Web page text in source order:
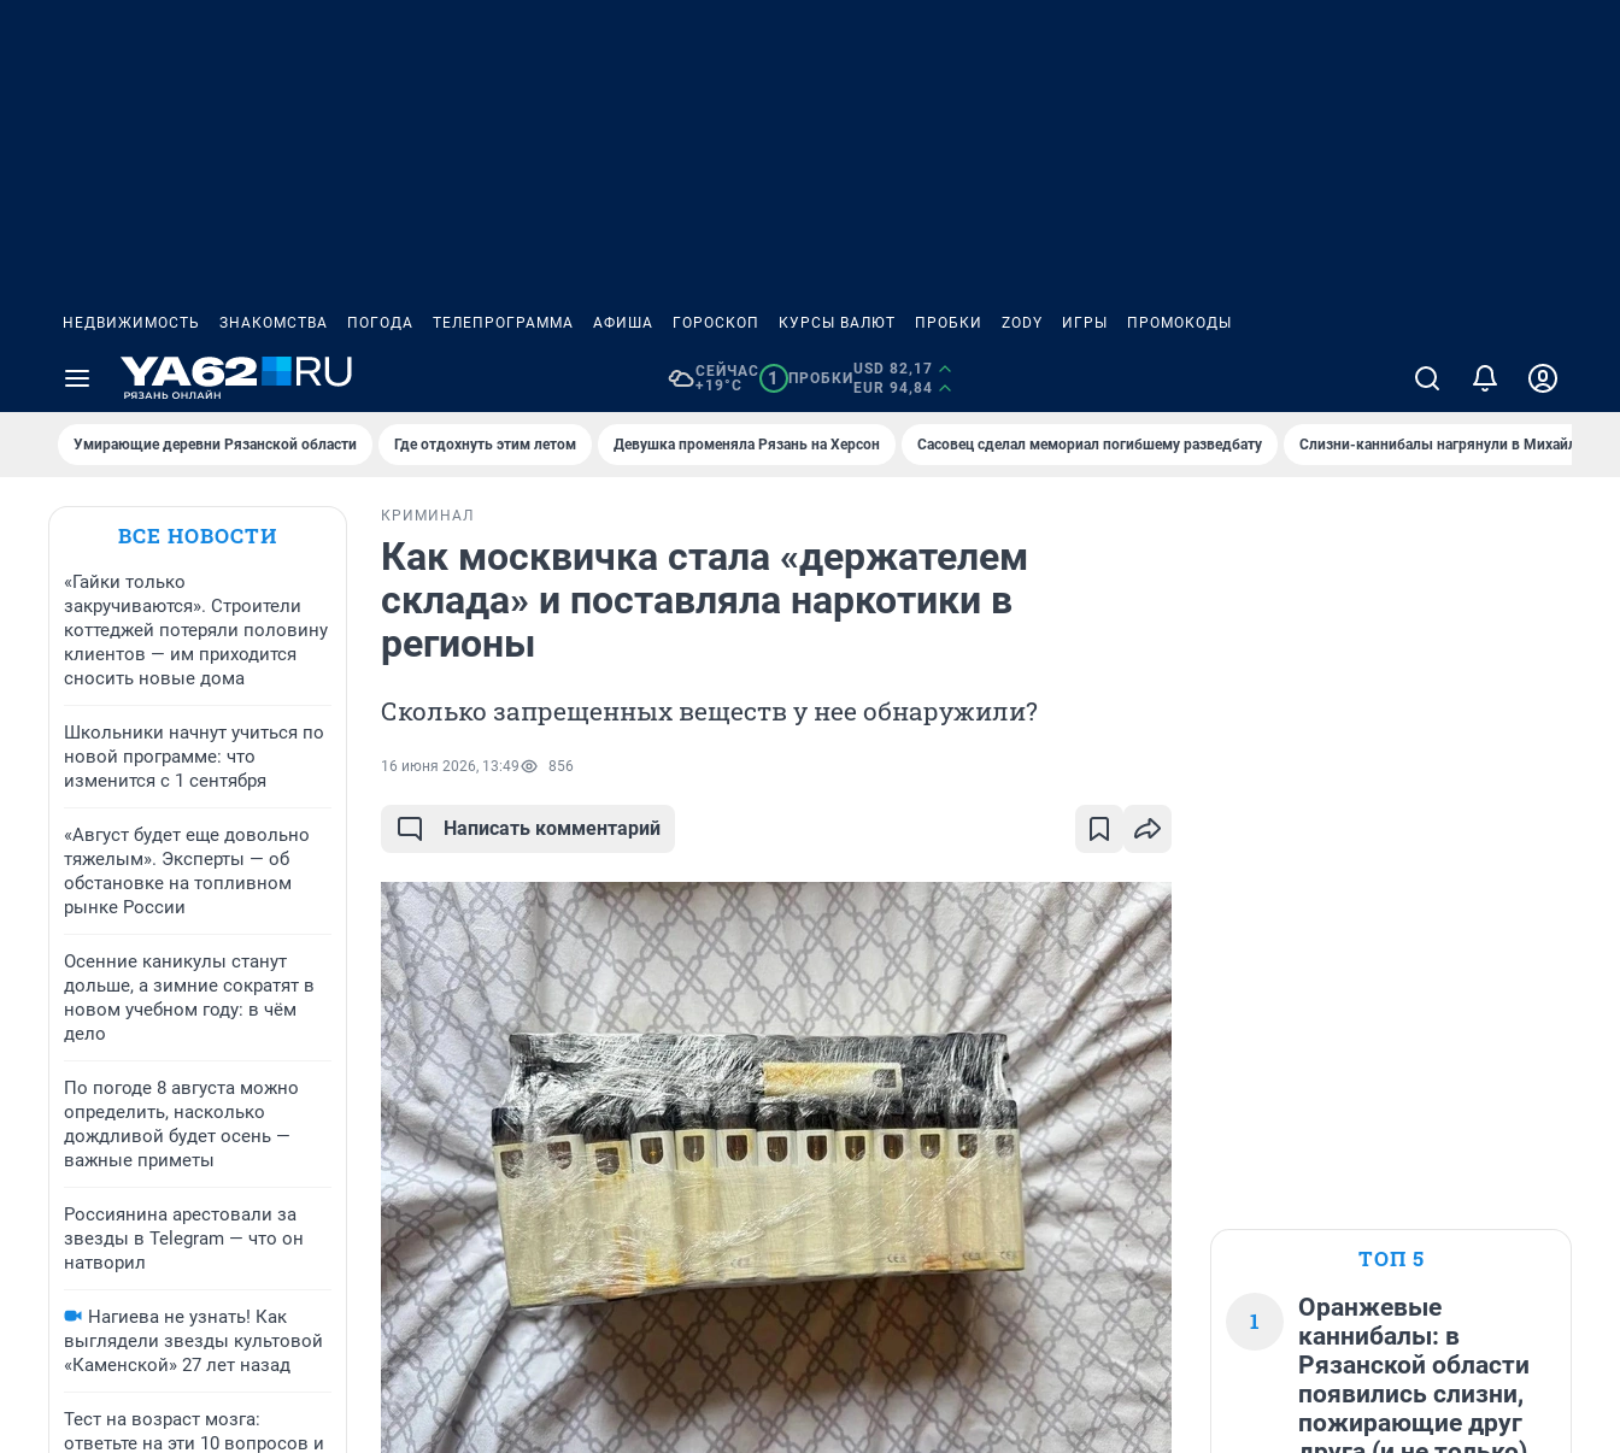
НЕДВИЖИМОСТЬ ЗНАКОМСТВА ПОГОДА ТЕЛЕПРОГРАММА АФИША ГОРОСКОП КУРСЫ ВАЛЮТ ПРОБКИ ZODY ИГРЫ ПРОМОКОДЫ
СЕЙЧАС
+19°C
1 ПРОБКИ
USD 82,17
EUR 94,84
Умирающие деревни Рязанской области Где отдохнуть этим летом Девушка променяла Рязань на Херсон Сасовец сделал мемориал погибшему разведбату Слизни-каннибалы нагрянули в Михайлов
ВСЕ НОВОСТИ
«Гайки только
закручиваются». Строители
коттеджей потеряли половину
клиентов — им приходится
сносить новые дома
Школьники начнут учиться по
новой программе: что
изменится с 1 сентября
«Август будет еще довольно
тяжелым». Эксперты — об
обстановке на топливном
рынке России
Осенние каникулы станут
дольше, а зимние сократят в
новом учебном году: в чём
дело
По погоде 8 августа можно
определить, насколько
дождливой будет осень —
важные приметы
Россиянина арестовали за
звезды в Telegram — что он
натворил
Нагиева не узнать! Как
выглядели звезды культовой
«Каменской» 27 лет назад
Тест на возраст мозга:
ответьте на эти 10 вопросов и
КРИМИНАЛ
Как москвичка стала «держателем
склада» и поставляла наркотики в
регионы
Сколько запрещенных веществ у нее обнаружили?
16 июня 2026, 13:49 856
Написать комментарий
ТОП 5
1
Оранжевые
каннибалы: в
Рязанской области
появились слизни,
пожирающие друг